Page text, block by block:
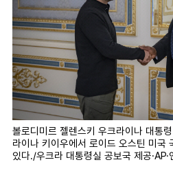
볼로디미르 젤렌스키 우크라이나 대통
라이나 키이우에서 로이드 오스틴 미국
있다./우크라 대통령실 공보국 제공·AP·